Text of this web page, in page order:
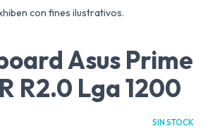
con fines ilustrativos.
Asus Prime
R2.0 Lga 1200
SIN STOCK